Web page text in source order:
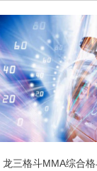
龙三格斗MMA综合